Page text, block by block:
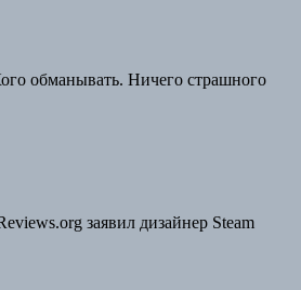
обманывать. Ничего страшного
заявил дизайнер Steam